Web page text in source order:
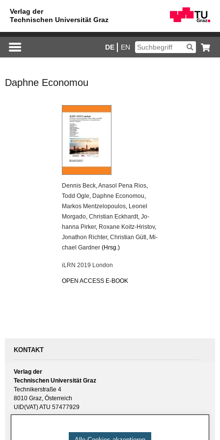
DE EN
Daphne Economou
Den­nis Beck,Ana­sol Pena Rios,
Todd Ogle, Daph­ne Eco­no­mou,
Mar­kos Mentze­lo­pou­los, Leo­nel
Mor­gado, Chris­ti­an Eck­hardt, Jo­
han­na Pir­ker, Ro­xa­ne Koitz-Hris­tov,
Jo­na­thon Rich­ter, Chris­ti­an Gütl , Mi­
cha­el Gard­ner(Hrsg.)
iLRN 2019 Lon­don
OPEN AC­CESS E-BOOK
KONTAKT
Verlag der
Technischen Universität Graz
Technikerstraße 4
8010 Graz, Österreich
UID(VAT) ATU 57477929